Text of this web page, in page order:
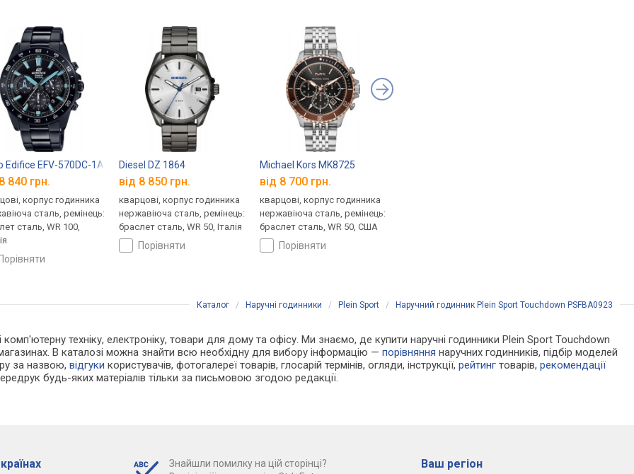
Edifice EFV-570DC-1A
840 грн.
корпус годинника
сталь, ремінець:
сталь, WR 100,
порівняти
Diesel DZ 1864
від 8 850 грн.
кварцові, корпус годинника
нержавіюча сталь, ремінець:
браслет сталь, WR 50, Італія
порівняти
Michael Kors MK8725
від 8 700 грн.
кварцові, корпус годинника
нержавіюча сталь, ремінець:
браслет сталь, WR 50, США
порівняти
Каталог / Наручні годинники / Plein Sport / Наручний годинник Plein Sport Touchdown PSFBA0923
комп'ютерну техніку, електроніку, товари для дому та офісу. Ми знаємо, де купити наручні годинники Plein Sport Touchdown
В каталозі можна знайти всю необхідну для вибору інформацію —порівняння наручних годинників, підбір моделей
за назвою,відгуки користувачів, фотогалереї товарів, глосарій термінів, огляди, інструкції,рейтинг товарів,рекомендації
будь-яких матеріалів тільки за письмовою згодою редакції.
Знайшли помилку на цій сторінці?
Ваш регіон